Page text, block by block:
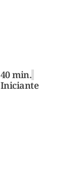
40 min.
Iniciante